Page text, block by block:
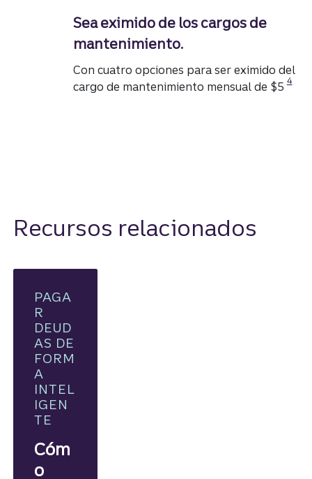
Sea eximido de los cargos de
mantenimiento.
Con cuatro opciones para ser eximido del
cargo de mantenimiento mensual de $54
Recursos relacionados
PAGA
R
DEUD
AS DE
FORM
A
INTEL
IGEN
TE
Cóm
o